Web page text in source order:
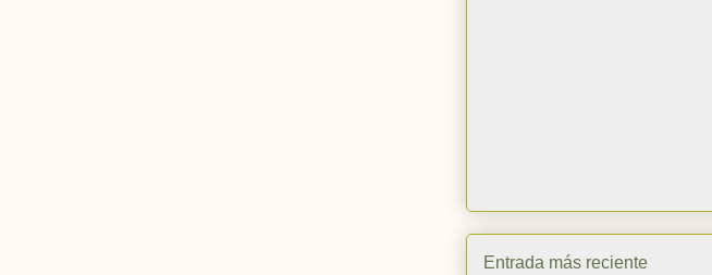
Entrada más reciente